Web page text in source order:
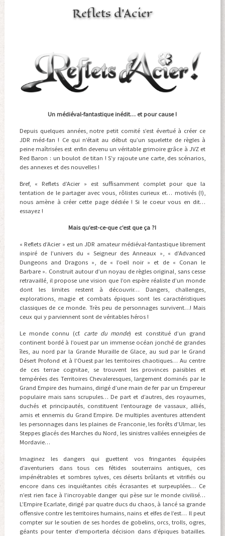
Reflets d’Acier
Un médiéval-fantastique inédit… et pour cause !
Depuis quelques années, notre petit comité s’est évertué à créer ce
JDR méd-fan ! Ce qui n’était au début qu’un squelette de règles à
peine maîtrisées est enfin devenu un véritable grimoire grâce à JVZ et
Red Baron : un boulot de titan ! S’y rajoute une carte, des scénarios,
des annexes et des nouvelles !
Bref, « Reflets d’Acier » est suffisamment complet pour que la
tentation de le partager avec vous, rôlistes curieux et… motivés (!),
nous amène à créer cette page dédiée ! Si le coeur vous en dit…
essayez !
Mais qu’est-ce-que c’est que ça ?!
« Reflets d’Acier » est un JDR amateur médiéval-fantastique librement
inspiré de l’univers du « Seigneur des Anneaux », « d’Advanced
Dungeons and Dragons », de « l’oeil noir » et de « Conan le
Barbare ». Construit autour d’un noyau de règles original, sans cesse
retravaillé, il propose une vision que l’on espère réaliste d’un monde
dont les limites restent à découvrir… Dangers, challenges,
explorations, magie et combats épiques sont les caractéristiques
classiques de ce monde. Très peu de personnages survivent…! Mais
ceux qui y parviennent sont de véritables héros !
Le monde connu (cf. carte du monde) est constitué d’un grand
continent bordé à l’ouest par un immense océan jonché de grandes
îles, au nord par la Grande Muraille de Glace, au sud par le Grand
Désert Profond et à l’Ouest par les territoires chaotiques… Au centre
de ces terrae cognitae, se trouvent les provinces paisibles et
tempérées des Territoires Chevaleresques, largement dominés par le
Grand Empire des humains, dirigé d’une main de fer par un Empereur
populaire mais sans scrupules… De part et d’autres, des royaumes,
duchés et principautés, constituent l’entourage de vassaux, alliés,
amis et ennemis du Grand Empire. De multiples aventures attendent
les personnages dans les plaines de Franconie, les forêts d’Ulmar, les
Steppes glacés des Marches du Nord, les sinistres vallées enneigées de
Mordavie…
Imaginez les dangers qui guettent vos fringantes équipées
d’aventuriers dans tous ces fétides souterrains antiques, ces
impénétrables et sombres sylves, ces déserts brûlants et vitrifiés ou
encore dans ces inquiétantes cités écrasantes et surpeuplées… Ce
n’est rien face à l’incroyable danger qui pèse sur le monde civilisé…
L’Empire Ecarlate, dirigé par quatre ducs du chaos, à lancé sa grande
offensive contre les territoires humains, nains et elfes de l’est… Il peut
compter sur le soutien de ses hordes de gobelins, orcs, trolls, ogres,
géants pour tenter d’emporterla décision dans d’épiques batailles.